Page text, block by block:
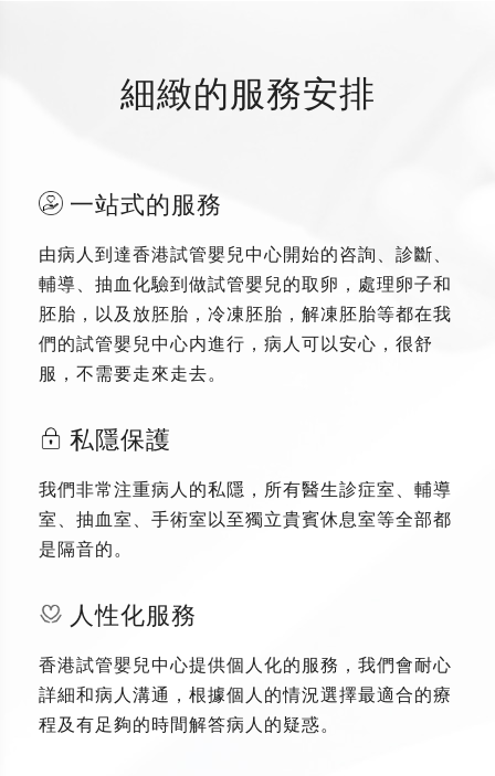
細緻的服務安排
一站式的服務
由病人到達香港試管嬰兒中心開始的咨詢、診斷、
輔導、抽血化驗到做試管嬰兒的取卵，處理卵子和
胚胎，以及放胚胎，冷凍胚胎，解凍胚胎等都在我
們的試管嬰兒中心内進行，病人可以安心，很舒
服，不需要走來走去。
私隱保護
我們非常注重病人的私隱，所有醫生診症室、輔導
室、抽血室、手術室以至獨立貴賓休息室等全部都
是隔音的。
人性化服務
香港試管嬰兒中心提供個人化的服務，我們會耐心
詳細和病人溝通，根據個人的情況選擇最適合的療
程及有足夠的時間解答病人的疑惑。